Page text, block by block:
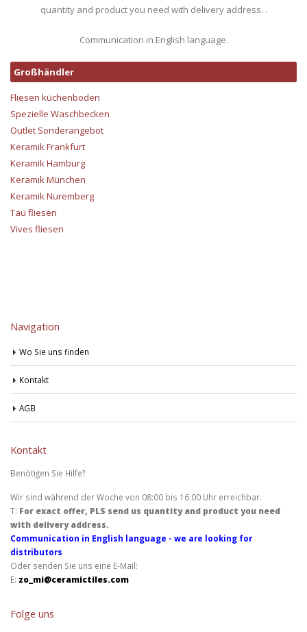
quantity and product you need with delivery address. .
Communication in English language.
Großhändler
Fliesen küchenboden
Spezielle Waschbecken
Outlet Sonderangebot
Keramik Frankfurt
Keramik Hamburg
Keramik München
Keramik Nuremberg
Tau fliesen
Vives fliesen
Navigation
Wo Sie uns finden
Kontakt
AGB
Kontakt
Benötigen Sie Hilfe?
Wir sind während der Woche von 08:00 bis 16:00 Uhr erreichbar.
T: For exact offer, PLS send us quantity and product you need
with delivery address.
Communication in English language - we are looking for
distributors
Oder senden Sie uns eine E-Mail:
E: zo_mi@ceramictiles.com
Folge uns